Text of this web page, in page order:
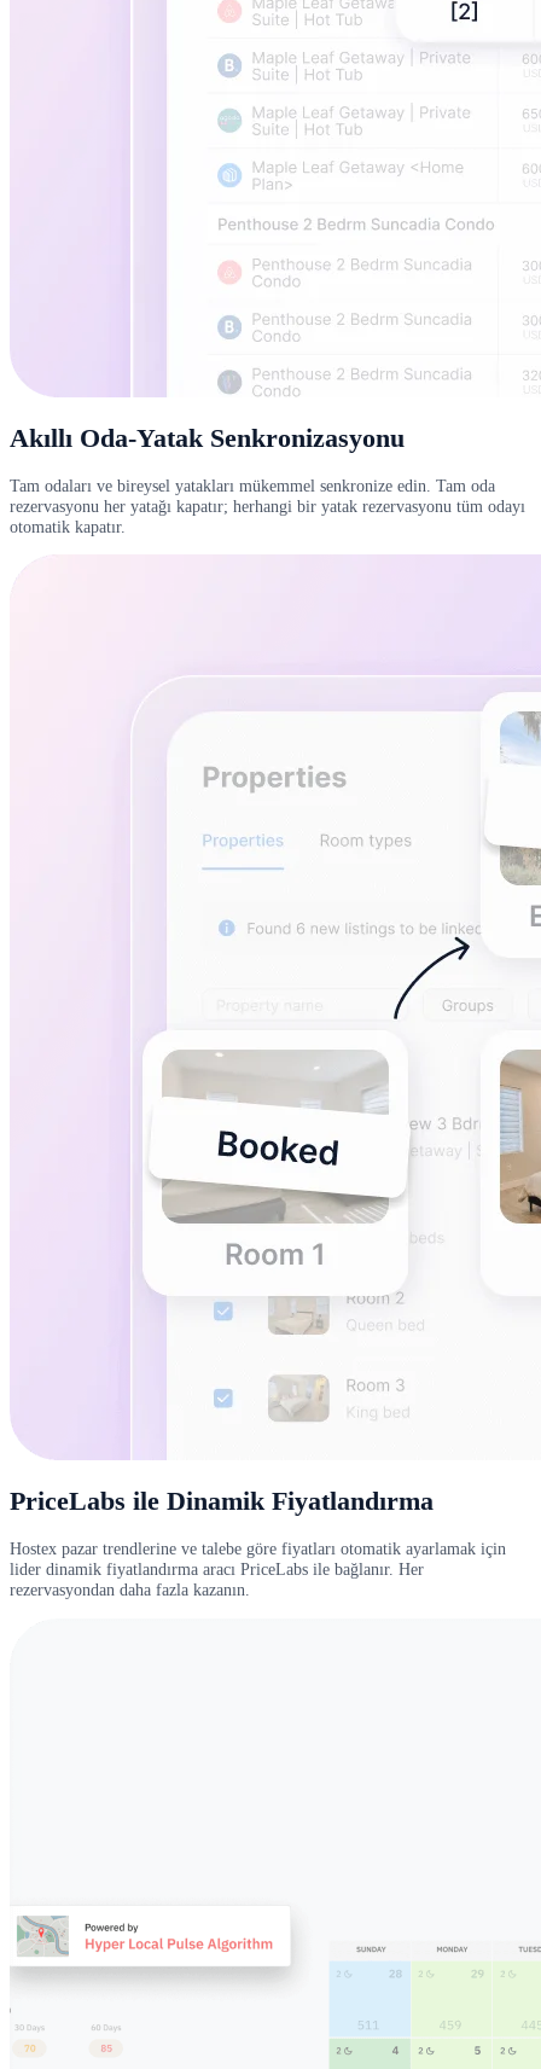
Akıllı Oda-Yatak Senkronizasyonu
Tam odaları ve bireysel yatakları mükemmel senkronize edin. Tam oda
rezervasyonu her yatağı kapatır; herhangi bir yatak rezervasyonu tüm odayı
otomatik kapatır.
PriceLabs ile Dinamik Fiyatlandırma
Hostex pazar trendlerine ve talebe göre fiyatları otomatik ayarlamak için
lider dinamik fiyatlandırma aracı PriceLabs ile bağlanır. Her
rezervasyondan daha fazla kazanın.